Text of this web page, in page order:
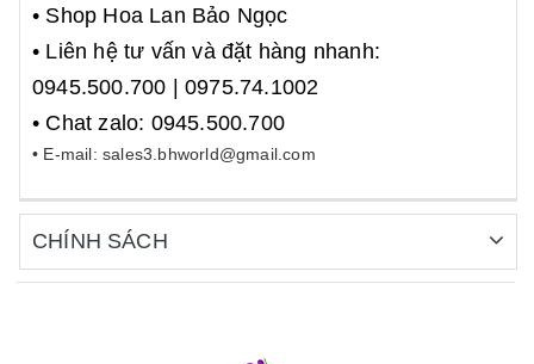
• Shop Hoa Lan Bảo Ngọc
• Liên hệ tư vấn và đặt hàng nhanh:
0945.500.700 | 0975.74.1002
• Chat zalo: 0945.500.700
• E-mail: sales3.bhworld@gmail.com
CHÍNH SÁCH